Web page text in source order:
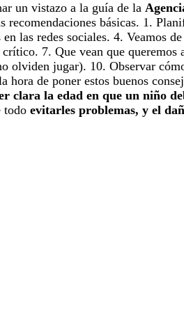
un vistazo a la guía de la
recomendaciones básicas. 1.
las redes sociales. 4. Veamos
7. Que vean que queremos
olviden jugar). 10. Observar
hora de poner estos buenos
clara la edad en que un niño
todo evitarles problemas, y el